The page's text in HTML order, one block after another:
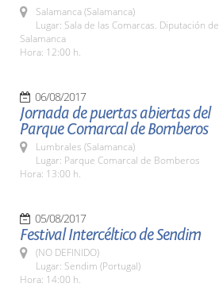
Salamanca (Salamanca)
Lugar: Sala de las Comarcas. Diputación de
Salamanca
Hora: 12:00 h.
06/08/2017
Jornada de puertas abiertas del
Parque Comarcal de Bomberos
Lumbrales (Salamanca)
Lugar: Parque Comarcal de Bomberos
Hora: 13:00 h.
05/08/2017
Festival Intercéltico de Sendim
(NO DEFINIDO)
Lugar: Sendim (Portugal)
Hora: 14:00 h.